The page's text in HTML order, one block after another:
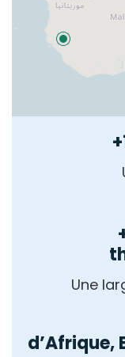
Une
d’Afrique,